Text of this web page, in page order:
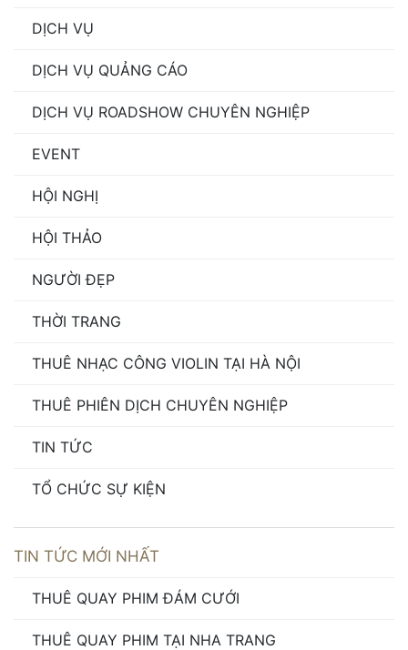
DỊCH VỤ
DỊCH VỤ QUẢNG CÁO
DỊCH VỤ ROADSHOW CHUYÊN NGHIỆP
EVENT
HỘI NGHỊ
HỘI THẢO
NGƯỜI ĐẸP
THỜI TRANG
THUÊ NHẠC CÔNG VIOLIN TẠI HÀ NỘI
THUÊ PHIÊN DỊCH CHUYÊN NGHIỆP
TIN TỨC
TỔ CHỨC SỰ KIỆN
TIN TỨC MỚI NHẤT
THUÊ QUAY PHIM ĐÁM CƯỚI
THUÊ QUAY PHIM TẠI NHA TRANG